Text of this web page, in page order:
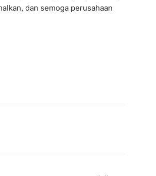
dan semoga perusahaan